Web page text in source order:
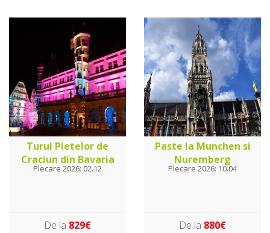
Turul Pietelor de
Craciun din Bavaria
Plecare 2026: 02.12
De la 829€
Paste la Munchen si
Nuremberg
Plecare 2026: 10.04
De la 880€